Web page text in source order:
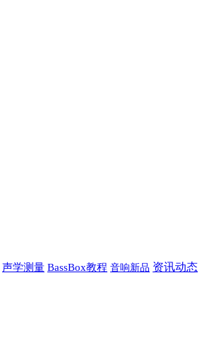
声学测量 BassBox教程 音响新品 资讯动态